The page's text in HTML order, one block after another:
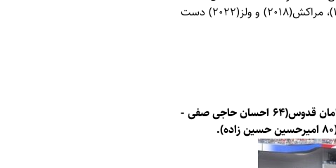
برزیل، ۲۰۱۸ روسیه، ۲۰۲۲ قطر و ۲۰۲۶ آمریکا) تاکنون به سه پیروزی برابر تیم های ملی آمریکا(۱۹۹۸)، مراکش(۲۰۱۸) و ولز(۲۰۲۲) دست
علیرضا بیرانوند، علی نعمتی، شجاع خلیل زاده، رامین رضاییان، میلاد محمدی، سعید عزت اللهی، سامان قدوس(۶۴ احسان حاجی صفی -